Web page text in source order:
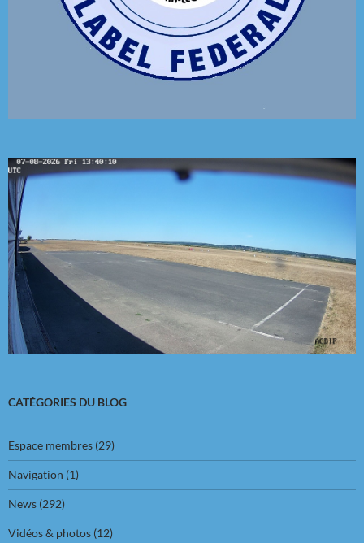
CATÉGORIES DU BLOG
Espace membres (29)
Navigation (1)
News (292)
Vidéos & photos (12)